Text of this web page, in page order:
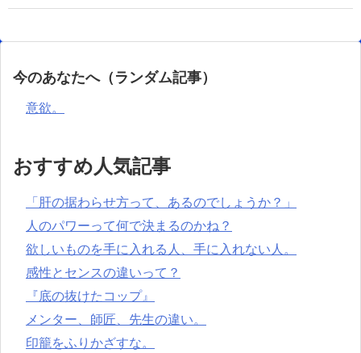
今のあなたへ（ランダム記事）
意欲。
おすすめ人気記事
「肝の据わらせ方って、あるのでしょうか？」
人のパワーって何で決まるのかね？
欲しいものを手に入れる人、手に入れない人。
感性とセンスの違いって？
『底の抜けたコップ』
メンター、師匠、先生の違い。
印籠をふりかざすな。